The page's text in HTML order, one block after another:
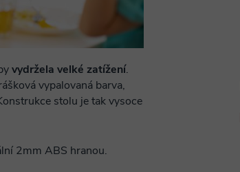
vydržela velké zatížení.
vypalovaná barva,
stolu je tak vysoce
2mm ABS hranou.